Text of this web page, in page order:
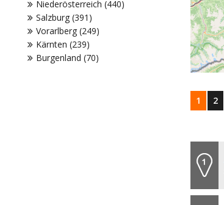
1 2
Niederösterreich (440)
Salzburg (391)
Vorarlberg (249)
Kärnten (239)
Burgenland (70)